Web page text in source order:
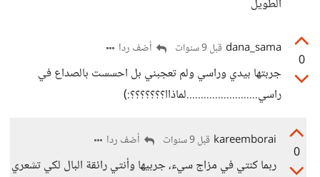
الطويل
0
dana_sama قبل 9 سنوات أضف ردا
جربتها بيدي وراسي ولم تعجبني بل احسست بالصداع في
راسي.........................لماذاا؟؟؟؟؟؟؟:)
0
kareemborai قبل 9 سنوات أضف ردا
ربما كنتي في مزاج سيء، جربيها وأنتي رائقة البال لكي تشعري